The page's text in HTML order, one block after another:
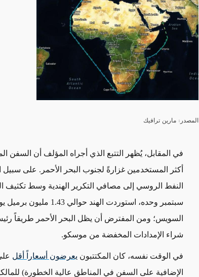
المصدر: مارين ترافيك
في المقابل، يُظهر التتبع الذي أجراه المؤلف أن السفن
أكثر المستخدمين غزارةً لجنوب البحر الأحمر. على سبيل
النفط الروسي إلى مصافي التكرير الهندية وسط تكثيف
سبتمبر وحده، استوردت
السويس؛ ومن المفترض أن يظل البحر الأحمر طريقاً
شراء الإمدادات المخفضة من موسكو.
في الوقت نفسه، كان المكتتبون يعرضون أسعاراً أقل
الإضافية على السفن في المناطق عالية الخطورة)